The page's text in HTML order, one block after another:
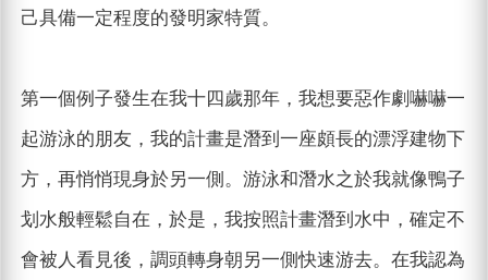
己具備一定程度的發明家特質。
第一個例子發生在我十四歲那年，我想要惡作劇嚇嚇一
起游泳的朋友，我的計畫是潛到一座頗長的漂浮建物下
方，再悄悄現身於另一側。游泳和潛水之於我就像鴨子
划水般輕鬆自在，於是，我按照計畫潛到水中，確定不
會被人看見後，調頭轉身朝另一側快速游去。在我認為